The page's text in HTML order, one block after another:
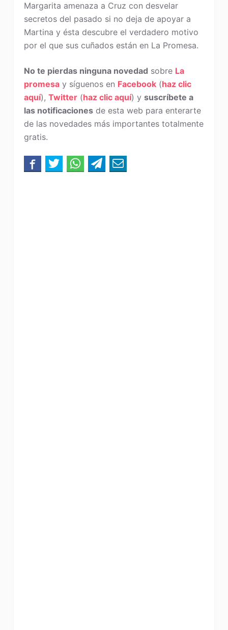
Margarita amenaza a Cruz con desvelar
secretos del pasado si no deja de apoyar a
Martina y ésta descubre el verdadero motivo
por el que sus cuñados están en La Promesa.
No te pierdas ninguna novedad sobre La
promesay síguenos en Facebook(haz clic
aquí), Twitter(haz clic aquí) y suscríbete a
las notificacionesde esta web para enterarte
de las novedades más importantes totalmente
gratis.